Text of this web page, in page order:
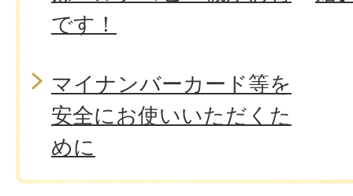
です！
マイナンバーカード等を
安全にお使いいただくた
めに